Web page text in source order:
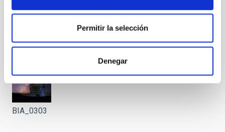
Permitir la selección
Denegar
BIA_0301
BIA_0303